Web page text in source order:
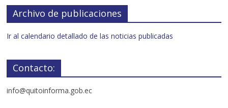
Archivo de publicaciones
Ir al calendario detallado de las noticias publicadas
Contacto:
info@quitoinforma.gob.ec